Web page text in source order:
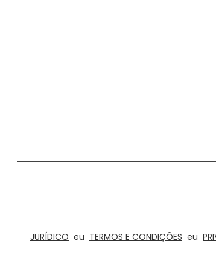
JURÍDICO eu TERMOS E CONDIÇÕES eu